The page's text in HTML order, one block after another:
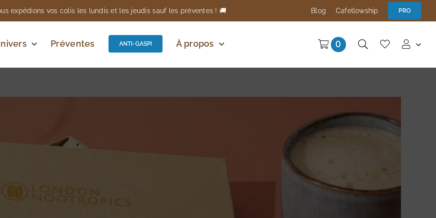
expédions vos colis les lundis et les jeudis sauf les préventes ! 🚚 Blog Cafellowship PRO
Préventes ANTI-GASPI À propos 0